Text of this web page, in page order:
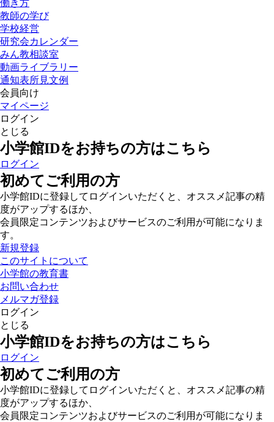
働き方
教師の学び
学校経営
研究会カレンダー
みん教相談室
動画ライブラリー
通知表所見文例
会員向け
マイページ
ログイン
とじる
小学館IDをお持ちの方はこちら
ログイン
初めてご利用の方
小学館IDに登録してログインいただくと、オススメ記事の精
度がアップするほか、
会員限定コンテンツおよびサービスのご利用が可能になりま
す。
新規登録
このサイトについて
小学館の教育書
お問い合わせ
メルマガ登録
ログイン
とじる
小学館IDをお持ちの方はこちら
ログイン
初めてご利用の方
小学館IDに登録してログインいただくと、オススメ記事の精
度がアップするほか、
会員限定コンテンツおよびサービスのご利用が可能になりま